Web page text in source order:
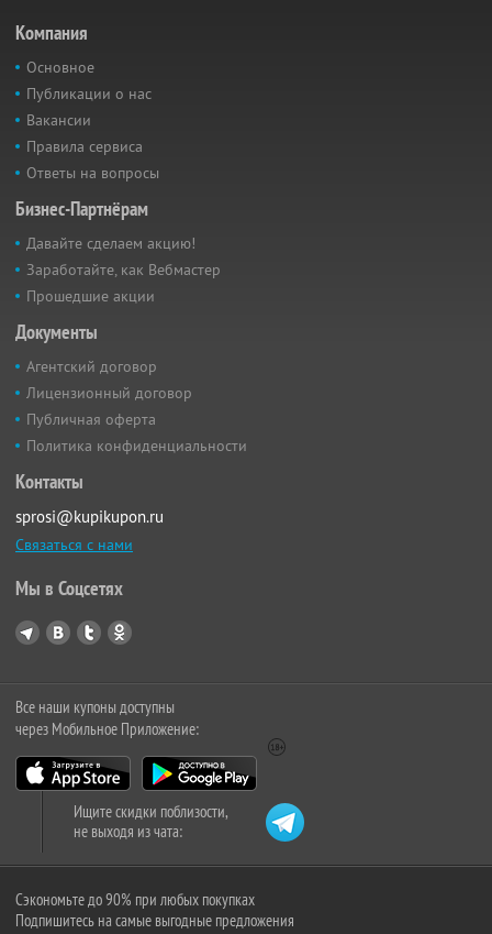
Компания
Основное
Публикации о нас
Вакансии
Правила сервиса
Ответы на вопросы
Бизнес-Партнёрам
Давайте сделаем акцию!
Заработайте, как Вебмастер
Прошедшие акции
Документы
Агентский договор
Лицензионный договор
Публичная оферта
Политика конфиденциальности
Контакты
sprosi@kupikupon.ru
Связаться с нами
Мы в Соцсетях
Все наши купоны доступны
через Мобильное Приложение:
Ищите скидки поблизости,
не выходя из чата:
Сэкономьте до 90% при любых покупках
Подпишитесь на самые выгодные предложения